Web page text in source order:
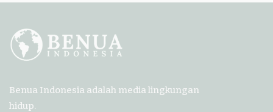
Benua Indonesia adalah media lingkungan
hidup.